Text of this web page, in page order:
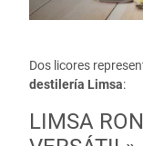
Dos licores
destilería Limsa:
LIMSA